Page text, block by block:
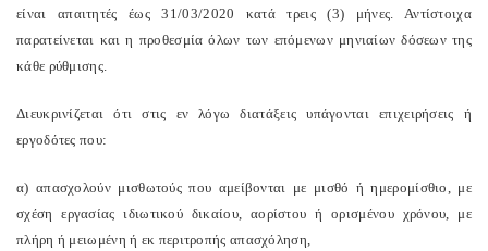
είναι απαιτητές έως 31/03/2020 κατά τρεις (3) μήνες. Αντίστοιχα
παρατείνεται και η προθεσμία όλων των επόμενων μηνιαίων δόσεων της
κάθε ρύθμισης.
Διευκρινίζεται ότι στις εν λόγω διατάξεις υπάγονται επιχειρήσεις ή
εργοδότες που:
α) απασχολούν μισθωτούς που αμείβονται με μισθό ή ημερομίσθιο, με
σχέση εργασίας ιδιωτικού δικαίου, αορίστου ή ορισμένου χρόνου, με
πλήρη ή μειωμένη ή εκ περιτροπής απασχόληση,